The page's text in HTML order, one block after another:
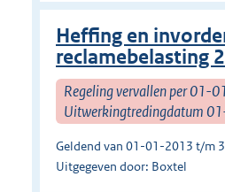
Heffing en
reclamebelasting
Regeling vervallen per 01-
Uitwerkingtredingdatum
Geldend van 01-01-2013 t/m
Uitgegeven door: Boxtel